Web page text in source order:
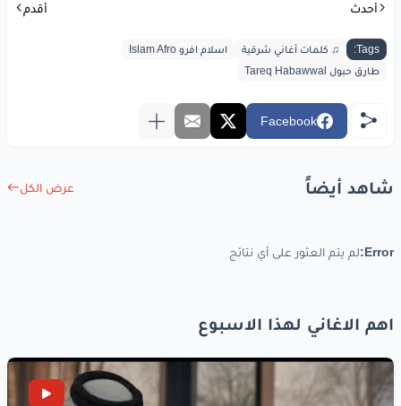
أحدث أقدم
Tags: ♫ كلمات أغاني شرقية
اسلام افرو Islam Afro
طارق حبول Tareq Habawwal
Facebook
شاهد أيضاً عرض الكل
Error: لم يتم العثور على أي نتائج
اهم الاغاني لهذا الاسبوع